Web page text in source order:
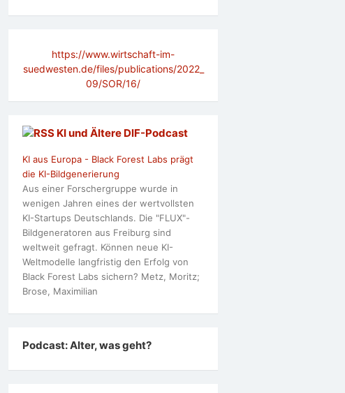
https://www.wirtschaft-im-
suedwesten.de/files/publications/2022_
09/SOR/16/
KI und Ältere DlF-Podcast
KI aus Europa - Black Forest Labs prägt
die KI-Bildgenerierung
Aus einer Forschergruppe wurde in
wenigen Jahren eines der wertvollsten
KI-Startups Deutschlands. Die "FLUX"-
Bildgeneratoren aus Freiburg sind
weltweit gefragt. Können neue KI-
Weltmodelle langfristig den Erfolg von
Black Forest Labs sichern? Metz, Moritz;
Brose, Maximilian
Podcast: Alter, was geht?